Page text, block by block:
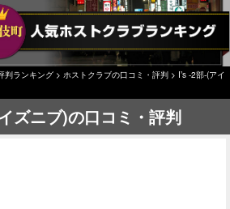
判ランキング > ホストクラブの口コミ・評判 > I’s -2部-(アイ
ズニブ)の口コミ・評判